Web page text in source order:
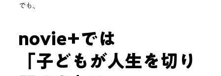
​でも、
novie+では
「子どもが人生を切り